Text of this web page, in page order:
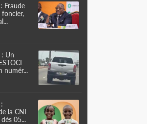
Fraude
foncier,
Un
numér...
la CNI
05...